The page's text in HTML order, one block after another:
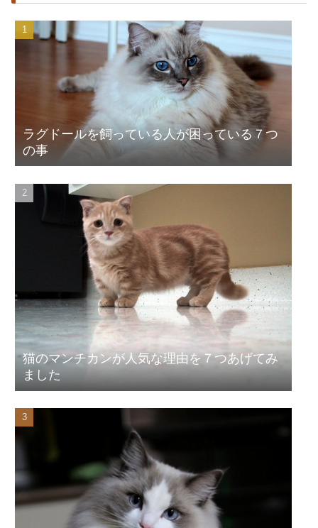
ラグドールを飼っている人が困っている７つ
の事
猫のマンチカンが人気な理由を７つあげてみ
ました